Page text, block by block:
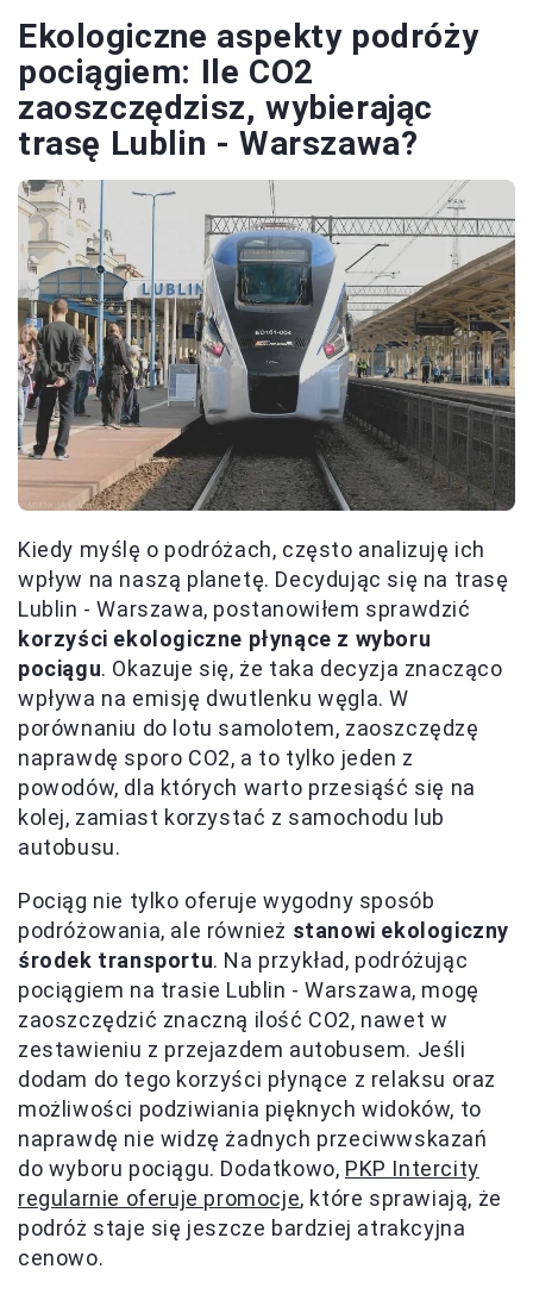
Ekologiczne aspekty podróży
pociągiem: Ile CO2
zaoszczędzisz, wybierając
trasę Lublin - Warszawa?
Kiedy myślę o podróżach, często analizuję ich
wpływ na naszą planetę. Decydując się na trasę
Lublin - Warszawa, postanowiłem sprawdzić
korzyści ekologiczne płynące z wyboru
pociągu. Okazuje się, że taka decyzja znacząco
wpływa na emisję dwutlenku węgla. W
porównaniu do lotu samolotem, zaoszczędzę
naprawdę sporo CO2, a to tylko jeden z
powodów, dla których warto przesiąść się na
kolej, zamiast korzystać z samochodu lub
autobusu.
Pociąg nie tylko oferuje wygodny sposób
podróżowania, ale również stanowi ekologiczny
środek transportu. Na przykład, podróżując
pociągiem na trasie Lublin - Warszawa, mogę
zaoszczędzić znaczną ilość CO2, nawet w
zestawieniu z przejazdem autobusem. Jeśli
dodam do tego korzyści płynące z relaksu oraz
możliwości podziwiania pięknych widoków, to
naprawdę nie widzę żadnych przeciwwskazań
do wyboru pociągu. Dodatkowo, PKP Intercity
regularnie oferuje promocje, które sprawiają, że
podróż staje się jeszcze bardziej atrakcyjna
cenowo.